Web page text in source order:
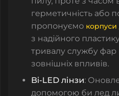
герметичність або
пропонуємо
з надійного
тривалу службу фар
зовнішніх впливів.
Bi-LED лінзи:
допомогою би лед